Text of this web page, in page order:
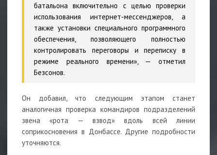
батальона включительно с целью проверки
использования интернет-мессенджеров, а
также установки специального программного
обеспечения, позволяющего полностью
контролировать переговоры и переписку в
режиме реального времени», — отметил
Безсонов.
Он добавил, что следующим этапом станет
аналогичная проверка командиров подразделений
звена «рота — взвод» вдоль всей линии
соприкосновения в Донбассе. Другие подробности
уточняются.